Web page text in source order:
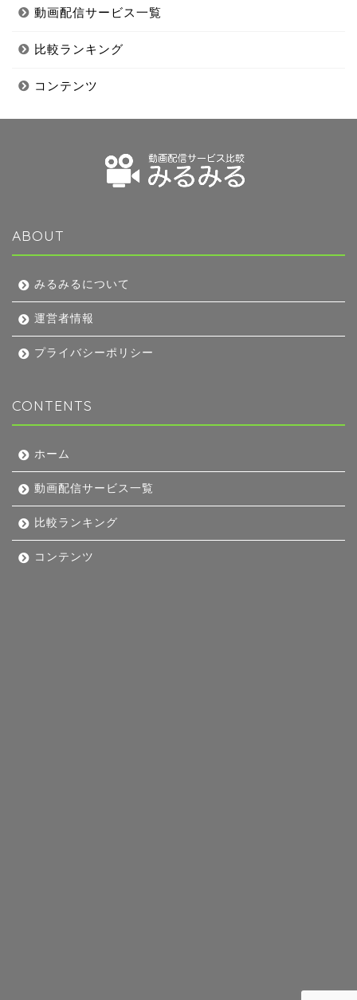
動画配信サービス一覧
比較ランキング
コンテンツ
ABOUT
みるみるについて
運営者情報
プライバシーポリシー
CONTENTS
ホーム
動画配信サービス一覧
比較ランキング
コンテンツ